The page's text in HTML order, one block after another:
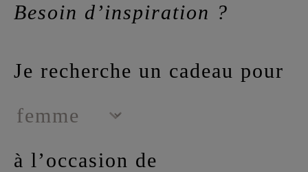
Besoin d’inspiration ?
Je recherche un cadeau pour
à l’occasion de